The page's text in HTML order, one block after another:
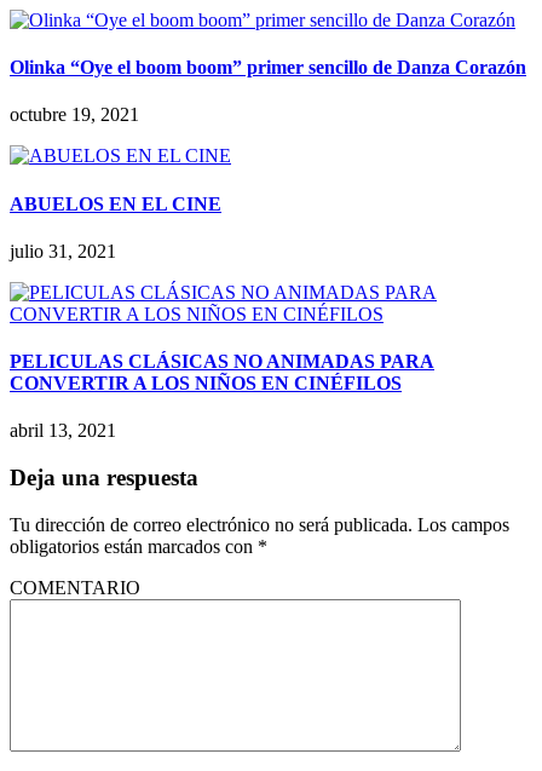
Olinka “Oye el boom boom” primer sencillo de Danza Corazón
octubre 19, 2021
ABUELOS EN EL CINE
julio 31, 2021
PELICULAS CLÁSICAS NO ANIMADAS PARA
CONVERTIR A LOS NIÑOS EN CINÉFILOS
abril 13, 2021
Deja una respuesta
Tu dirección de correo electrónico no será publicada. Los campos
obligatorios están marcados con *
COMENTARIO